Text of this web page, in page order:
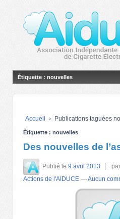
Étiquette : nouvelles
Accueil › Publications taguées
Étiquette : nouvelles
Des nouvelles de
Publié le 9 avril 2013 par
Actions de l'AIDUCE —Aucun